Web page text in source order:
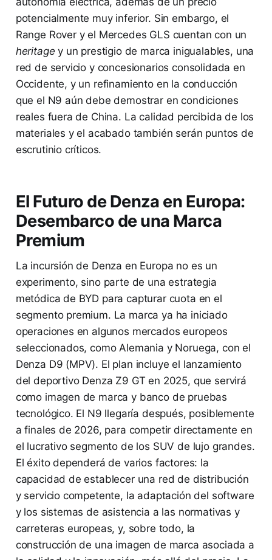
potencialmente muy inferior. Sin embargo, el
Range Rover y el Mercedes GLS cuentan con un
heritage y un prestigio de marca inigualables, una
red de servicio y concesionarios consolidada en
Occidente, y un refinamiento en la conducción
que el N9 aún debe demostrar en condiciones
reales fuera de China. La calidad percibida de los
materiales y el acabado también serán puntos de
escrutinio críticos.
El Futuro de Denza en Europa:
Desembarco de una Marca
Premium
La incursión de Denza en Europa no es un
experimento, sino parte de una estrategia
metódica de BYD para capturar cuota en el
segmento premium. La marca ya ha iniciado
operaciones en algunos mercados europeos
seleccionados, como Alemania y Noruega, con el
Denza D9 (MPV). El plan incluye el lanzamiento
del deportivo Denza Z9 GT en 2025, que servirá
como imagen de marca y banco de pruebas
tecnológico. El N9 llegaría después, posiblemente
a finales de 2026, para competir directamente en
el lucrativo segmento de los SUV de lujo grandes.
El éxito dependerá de varios factores: la
capacidad de establecer una red de distribución
y servicio competente, la adaptación del software
y los sistemas de asistencia a las normativas y
carreteras europeas, y, sobre todo, la
construcción de una imagen de marca asociada a